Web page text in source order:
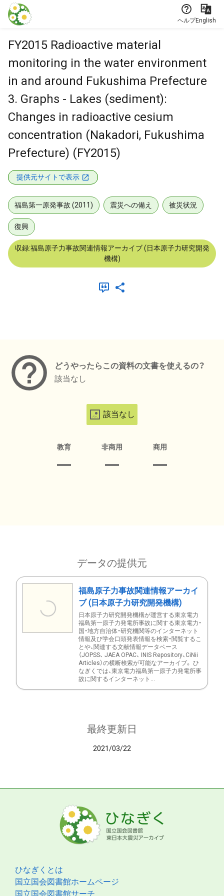
本文に飛ぶ
ヘルプEnglish
FY2015 Radioactive material
monitoring in the water environment
in and around Fukushima Prefecture
3. Graphs - Lakes (sediment):
Changes in radioactive cesium
concentration (Nakadori, Fukushima
Prefecture) (FY2015)
提供元サイトで表示
福島第一原発事故 (2011) 震災への備え 被災状況
復興
収録:福島原子力事故関連情報アーカイブ (日本原子力研究開発
機構)
どうやったらこの資料の文書を使えるの？
該当なし
該当なし
教育 非商用 商用
データの提供元
福島原子力事故関連情報アーカイ
ブ (日本原子力研究開発機構)
日本原子力研究開発機構が運営する東京電力
福島第一原子力発電所事故に関する東京電力・
国・地方自治体・研究機関等のインターネット
情報及び学会口頭発表情報を検索・閲覧するこ
とや、関連する文献情報データベース
（JOPSS、 JAEA OPAC、 INIS Repository、CiNii
Articles）の横断検索が可能なアーカイブ。 ひ
なぎくでは、東京電力福島第一原子力発電所事
故に関するインターネット...
最終更新日
2021/03/22
ひなぎくとは
国立国会図書館ホームページ
国立国会図書館サーチ